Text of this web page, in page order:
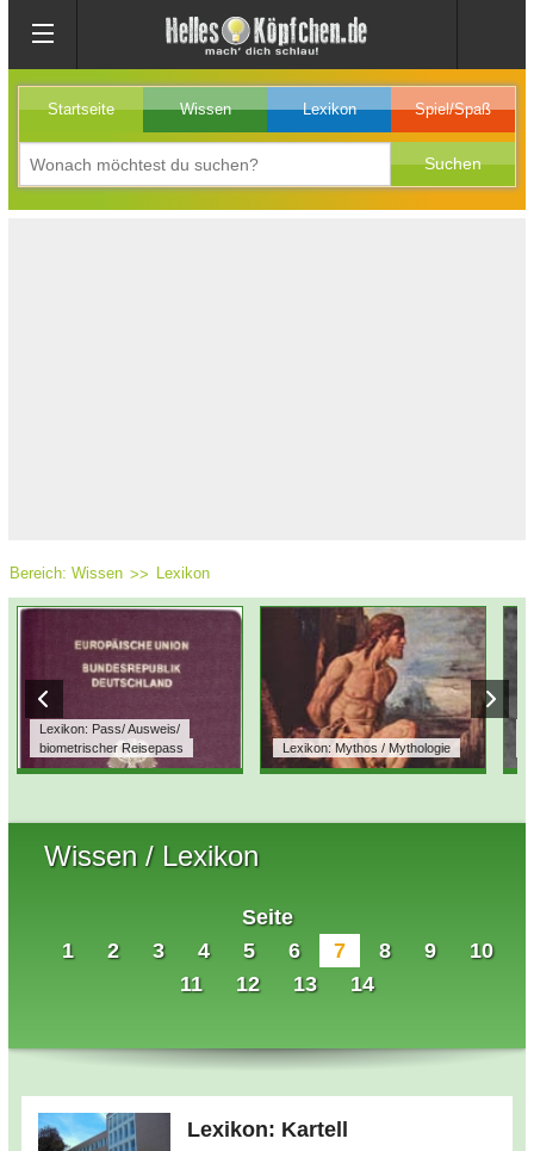
Startseite Wissen Lexikon Spiel/Spaß
Bereich: Wissen Lexikon
Lexikon: Pass/ Ausweis/
biometrischer Reisepass
Lexikon: Mythos / Mythologie
Wissen / Lexikon
Seite
1
2 3 4 5 6 7 8 9
10
11
12 13 14
Lexikon: Kartell